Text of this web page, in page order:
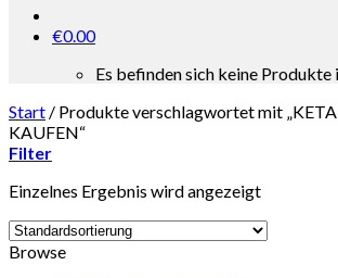
€0.00
Es befinden sich keine
Start / Produkte verschlagwortet mit
KAUFEN“
Filter
Einzelnes Ergebnis wird angezeigt
Browse